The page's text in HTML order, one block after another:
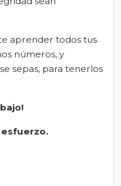
aprender todos tus
números, y
sepas, para tenerlos
esfuerzo.